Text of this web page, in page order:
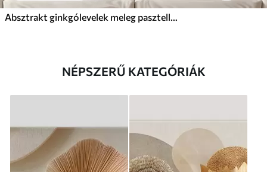
Absztrakt ginkgólevelek meleg pasztell színekben
NÉPSZERŰ KATEGÓRIÁK